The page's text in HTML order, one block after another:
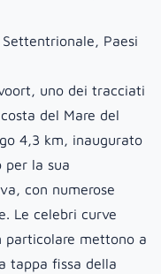
Paesi
uno dei tracciati
del Mare del
4,3 km, inaugurato
per la sua
con numerose
Le celebri curve
particolare mettono a
tappa fissa della